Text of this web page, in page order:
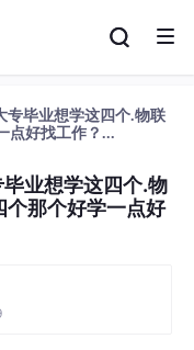
专毕业想学这四个.物联
点好找工作？...
业想学这四个.物
那个好学一点好